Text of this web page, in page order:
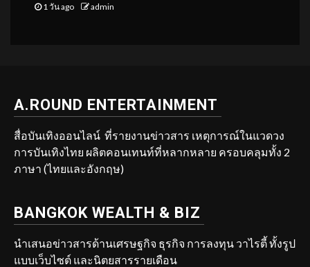
1 วัน ago admin
A.ROUND ENTERTAINMENT
สื่อบันเทิงออนไลน์ ที่รายงานข่าวสาร เหตุการณ์ในแวดวง
การบันเทิงไทย ผลิตคอนเทนท์ที่หลากหลาย ครอบคลุมทั้ง 2
ภาษา (ไทยและอังกฤษ)
BANGKOK WEALTH & BIZ
นำเสนอข่าวสารด้านเศรษฐกิจ ธุรกิจ การลงทุน วาไรตี้ ทั้งรูป
แบบเว็บไซต์ และนิตยสารรายเดือน